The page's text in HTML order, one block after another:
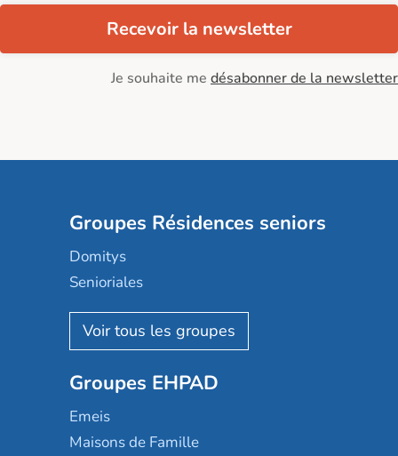
Recevoir la newsletter
Je souhaite me désabonner de la newsletter
Groupes Résidences seniors
Domitys
Senioriales
Nohée
Les Résidentiels
Mobicap
Domusvi
Happy Senior
Groupes EHPAD
Emeis
Maisons de Famille